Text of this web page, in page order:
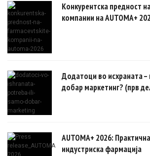
Конкурентска предност
компании на AUTOMA+
Додатоци во исхраната
добар маркетинг? (прв
AUTOMA+ 2026:
индустриска фармација